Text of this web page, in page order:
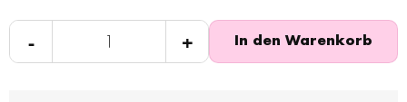
- + In den Warenkorb